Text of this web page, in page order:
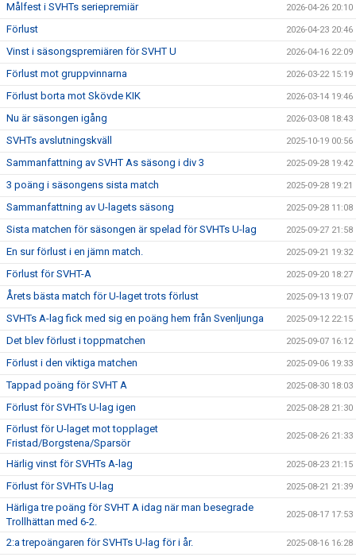
Målfest i SVHTs seriepremiär 2026-04-26 20:10
Förlust 2026-04-23 20:46
Vinst i säsongspremiären för SVHT U 2026-04-16 22:09
Förlust mot gruppvinnarna 2026-03-22 15:19
Förlust borta mot Skövde KIK 2026-03-14 19:46
Nu är säsongen igång 2026-03-08 18:43
SVHTs avslutningskväll 2025-10-19 00:56
Sammanfattning av SVHT As säsong i div 3 2025-09-28 19:42
3 poäng i säsongens sista match 2025-09-28 19:21
Sammanfattning av U-lagets säsong 2025-09-28 11:08
Sista matchen för säsongen är spelad för SVHTs U-lag 2025-09-27 21:58
En sur förlust i en jämn match. 2025-09-21 19:32
Förlust för SVHT-A 2025-09-20 18:27
Årets bästa match för U-laget trots förlust 2025-09-13 19:07
SVHTs A-lag fick med sig en poäng hem från Svenljunga 2025-09-12 22:15
Det blev förlust i toppmatchen 2025-09-07 16:12
Förlust i den viktiga matchen 2025-09-06 19:33
Tappad poäng för SVHT A 2025-08-30 18:03
Förlust för SVHTs U-lag igen 2025-08-28 21:30
Förlust för U-laget mot topplaget
Fristad/Borgstena/Sparsör
2025-08-26 21:33
Härlig vinst för SVHTs A-lag 2025-08-23 21:15
Förlust för SVHTs U-lag 2025-08-21 21:39
Härliga tre poäng för SVHT A idag när man besegrade
Trollhättan med 6-2.
2025-08-17 17:53
2:a trepoängaren för SVHTs U-lag för i år. 2025-08-16 16:28